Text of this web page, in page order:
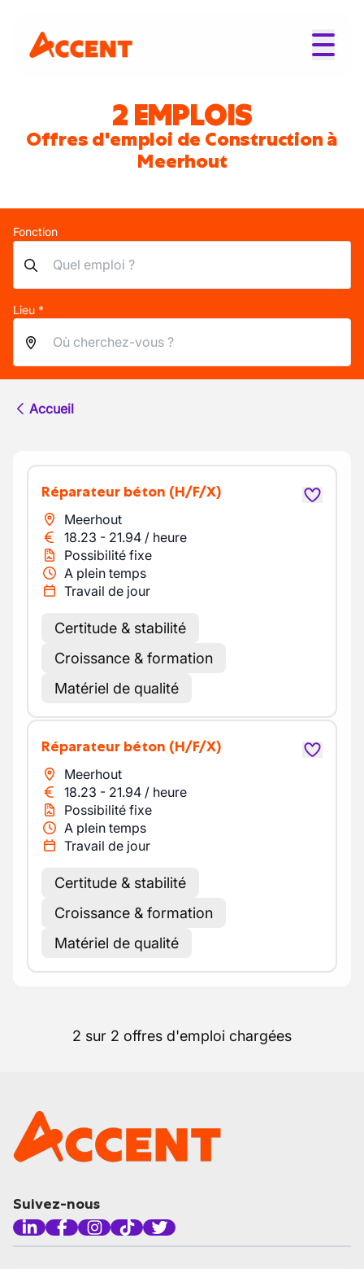
2 EMPLOIS
Offres d'emploi de Construction à
Meerhout
Fonction
Lieu *
Accueil
Réparateur béton (H/F/X)
Meerhout
18.23 - 21.94 / heure
Possibilité fixe
A plein temps
Travail de jour
Certitude & stabilité
Croissance & formation
Matériel de qualité
Réparateur béton (H/F/X)
Meerhout
18.23 - 21.94 / heure
Possibilité fixe
A plein temps
Travail de jour
Certitude & stabilité
Croissance & formation
Matériel de qualité
2 sur 2 offres d'emploi chargées
Suivez-nous